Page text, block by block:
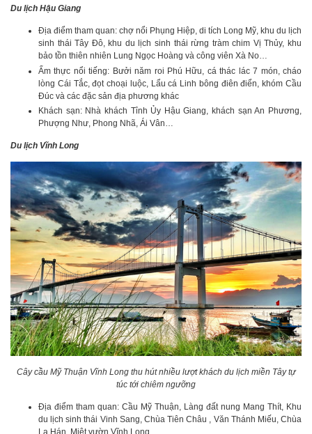
Du lịch Hậu Giang
Địa điểm tham quan: chợ nổi Phụng Hiệp, di tích Long Mỹ, khu du lịch
sinh thái Tây Đô, khu du lịch sinh thái rừng tràm chim Vị Thủy, khu
bảo tồn thiên nhiên Lung Ngọc Hoàng và công viên Xà No…
Ẩm thực nổi tiếng: Bưởi năm roi Phú Hữu, cá thác lác 7 món, cháo
lòng Cái Tắc, đọt choại luộc, Lẩu cá Linh bông điên điển, khóm Cầu
Đúc và các đặc sản địa phương khác
Khách sạn: Nhà khách Tỉnh Ủy Hậu Giang, khách sạn An Phương,
Phượng Như, Phong Nhã, Ái Vân…
Du lịch Vĩnh Long
Cây cầu Mỹ Thuận Vĩnh Long thu hút nhiều lượt khách du lịch miền Tây tự
túc tới chiêm ngưỡng
Địa điểm tham quan: Cầu Mỹ Thuận, Làng đất nung Mang Thít, Khu
du lịch sinh thái Vinh Sang, Chùa Tiên Châu , Văn Thánh Miếu, Chùa
La Hán, Miệt vườn Vĩnh Long,